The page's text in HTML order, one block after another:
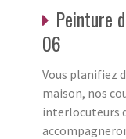
Peinture
06
Vous planifiez
maison, nos
interlocuteurs